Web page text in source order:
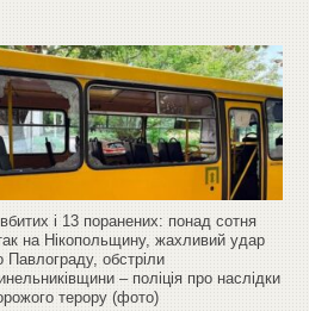
і 13 поранених: понад сотня
на Нікопольщину, жахливий удар
Павлограду, обстріли
– поліція про наслідки
терору (фото)